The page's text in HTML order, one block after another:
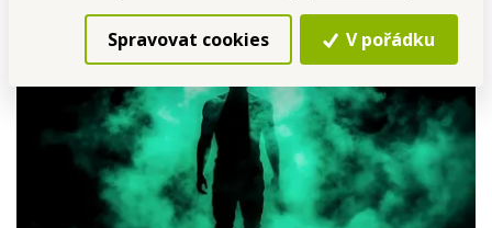
Spravovat cookies V pořádku